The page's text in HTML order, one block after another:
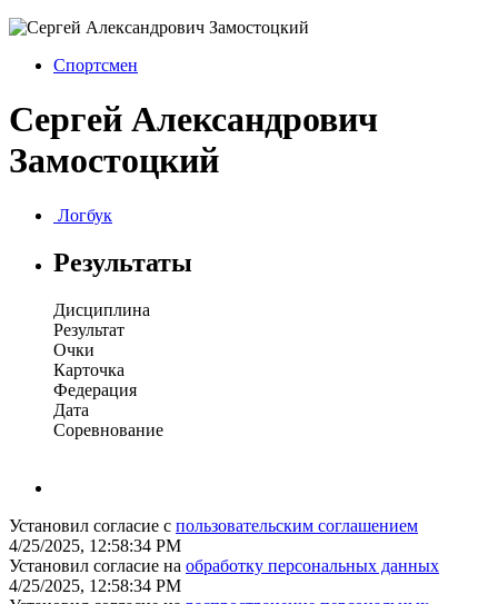
Спортсмен
Сергей Александрович
Замостоцкий
Логбук
Результаты
Дисциплина
Результат
Очки
Карточка
Федерация
Дата
Соревнование
Установил согласие с пользовательским соглашением
4/25/2025, 12:58:34 PM
Установил согласие на обработку персональных данных
4/25/2025, 12:58:34 PM